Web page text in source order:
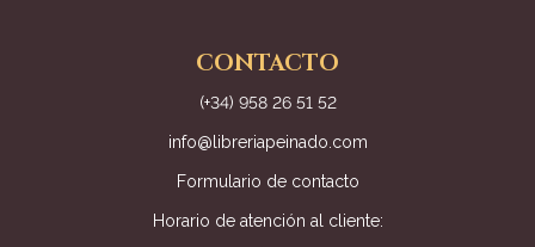
CONTACTO
(+34) 958 26 51 52
info@libreriapeinado.com
Formulario de contacto
Horario de atención al cliente: